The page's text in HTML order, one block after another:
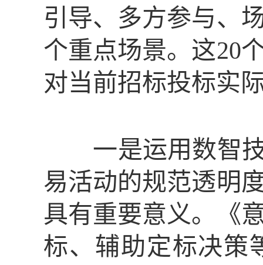
引导、多方参与、
个重点场景。这20
对当前招标投标实
一是运用数智技
易活动的规范透明
具有重要意义。《
标、辅助定标决策